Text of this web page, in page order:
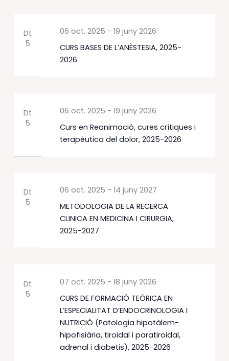
Dt
5
CURS BASES DE L’ANÈSTESIA, 2025-
2026
06 oct. 2025 - 19 juny 2026
Dt
5
Curs en Reanimació, cures crítiques i
terapèutica del dolor, 2025-2026
06 oct. 2025 - 19 juny 2026
Dt
5
METODOLOGIA DE LA RECERCA
CLINICA EN MEDICINA I CIRURGIA,
2025-2027
06 oct. 2025 - 14 juny 2027
Dt
5
CURS DE FORMACIÓ TEÒRICA EN
L’ESPECIALITAT D’ENDOCRINOLOGIA I
NUTRICIÓ (Patologia hipotàlem-
hipofisiària, tiroidal i paratiroidal,
adrenal i diabetis), 2025-2026
07 oct. 2025 - 18 juny 2026